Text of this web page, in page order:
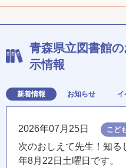
青森県立図書館
示情報
新着情報 お知らせ イ
2026年07月25日 こど
次のおしえて先生！知
年8月22日土曜日です。